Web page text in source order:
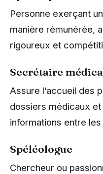
Personne exerçant
manière rémunérée,
rigoureux et
Secrétaire
Assure l’accueil des
dossiers médicaux
informations entre
Spéléologue
Chercheur ou